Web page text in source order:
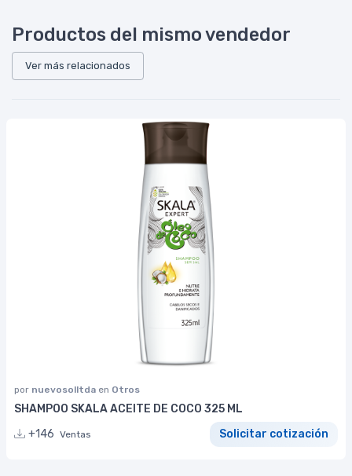
Productos del mismo vendedor
Ver más relacionados
por nuevosolltda en Otros
SHAMPOO SKALA ACEITE DE COCO 325 ML
+146 Ventas Solicitar cotización